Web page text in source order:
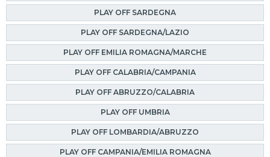
PLAY OFF SARDEGNA
PLAY OFF SARDEGNA/LAZIO
PLAY OFF EMILIA ROMAGNA/MARCHE
PLAY OFF CALABRIA/CAMPANIA
PLAY OFF ABRUZZO/CALABRIA
PLAY OFF UMBRIA
PLAY OFF LOMBARDIA/ABRUZZO
PLAY OFF CAMPANIA/EMILIA ROMAGNA